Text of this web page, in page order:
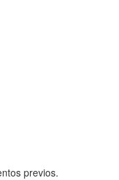
previos.